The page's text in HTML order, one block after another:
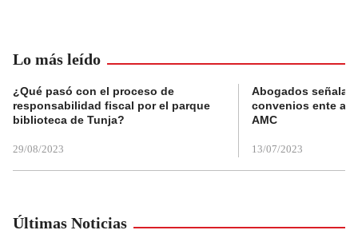
Lo más leído
¿Qué pasó con el proceso de
responsabilidad fiscal por el parque
biblioteca de Tunja?
29/08/2023
Abogados
convenios ente
AMC
13/07/2023
Últimas Noticias